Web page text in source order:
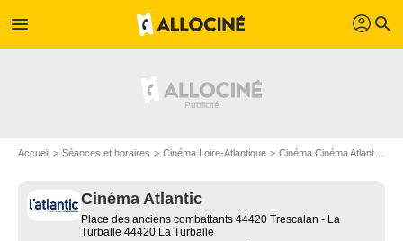
menu profil search
Accueil Séances et horaires Cinéma Loire-Atlantique Cinéma Cinéma Atlantic
Cinéma Atlantic
Place des anciens combattants 44420 Trescalan - La
Turballe 44420 La Turballe